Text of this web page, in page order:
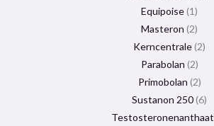
Equipoise 1
Masteron 2
Kerncentrale 2
Parabolan 2
Primobolan 2
Sustanon 250 6
Testosteronenanthaat